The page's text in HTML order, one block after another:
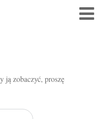
ją zobaczyć, proszę